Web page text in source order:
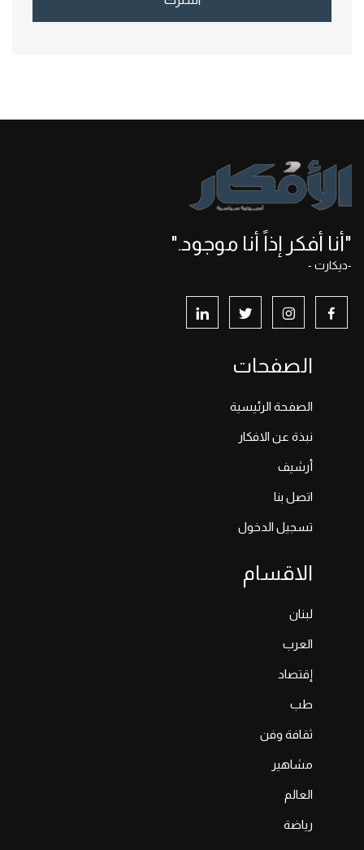
"أنا أفكر إذاً أنا موجود."
-ديكارت -
الصفحات
الصفحة الرئيسية
نبذة عن الافكار
أرشيف
اتصل بنا
تسجيل الدخول
الاقسام
لبنان
العرب
إقتصاد
طب
ثقافة وفن
مشاهير
العالم
رياضة